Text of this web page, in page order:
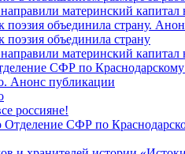
материнский
поэзия объединила страну.
поэзия объединила страну
материнский
СФР по
Анонс публикации
россияне!
СФР по